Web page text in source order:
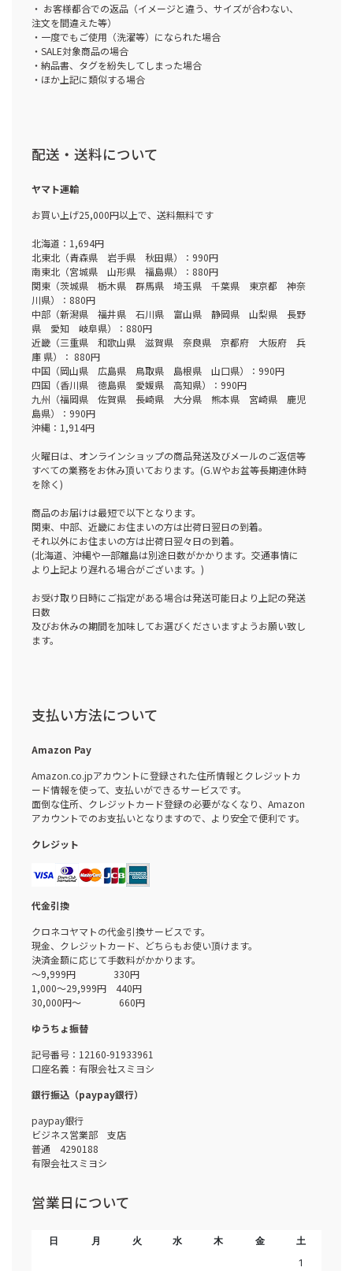
・ お客様都合での返品（イメージと違う、サイズが合わない、
注文を間違えた等）
・一度でもご使用（洗濯等）になられた場合
・SALE対象商品の場合
・納品書、タグを紛失してしまった場合
・ほか上記に類似する場合
配送・送料について
ヤマト運輸
お買い上げ25,000円以上で、送料無料です
北海道：1,694円
北東北（青森県 岩手県 秋田県）：990円
南東北（宮城県 山形県 福島県）：880円
関東（茨城県 栃木県 群馬県 埼玉県 千葉県 東京都 神奈
川県）：880円
中部（新潟県 福井県 石川県 富山県 静岡県 山梨県 長野
県 愛知 岐阜県）：880円
近畿（三重県 和歌山県 滋賀県 奈良県 京都府 大阪府 兵
庫 県）： 880円
中国（岡山県 広島県 鳥取県 島根県 山口県）：990円
四国（香川県 徳島県 愛媛県 高知県）：990円
九州（福岡県 佐賀県 長崎県 大分県 熊本県 宮崎県 鹿児
島県）：990円
沖縄：1,914円
火曜日は、オンラインショップの商品発送及びメールのご返信等
すべての業務をお休み頂いております。(G.Wやお盆等長期連休時
を除く)
商品のお届けは最短で以下となります。
関東、中部、近畿にお住まいの方は出荷日翌日の到着。
それ以外にお住まいの方は出荷日翌々日の到着。
(北海道、沖縄や一部離島は別途日数がかかります。交通事情に
より上記より遅れる場合がございます。)
お受け取り日時にご指定がある場合は発送可能日より上記の発送
日数
及びお休みの期間を加味してお選びくださいますようお願い致し
ます。
支払い方法について
Amazon Pay
Amazon.co.jpアカウントに登録された住所情報とクレジットカ
ード情報を使って、支払いができるサービスです。
面倒な住所、クレジットカード登録の必要がなくなり、Amazon
アカウントでのお支払いとなりますので、より安全で便利です。
クレジット
代金引換
クロネコヤマトの代金引換サービスです。
現金、クレジットカード、どちらもお使い頂けます。
決済金額に応じて手数料がかかります。
～9,999円 330円
1,000～29,999円 440円
30,000円～ 660円
ゆうちょ振替
記号番号：12160-91933961
口座名義：有限会社スミヨシ
銀行振込（paypay銀行）
paypay銀行
ビジネス営業部 支店
普通 4290188
有限会社スミヨシ
営業日について
日 月 火 水 木 金
土
1